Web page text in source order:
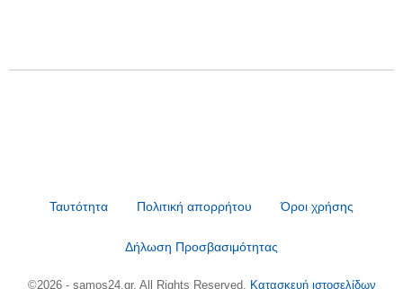
Ταυτότητα Πολιτική απορρήτου Όροι χρήσης
Δήλωση Προσβασιμότητας
©2026 - samos24.gr. All Rights Reserved. Κατασκευή ιστοσελίδων